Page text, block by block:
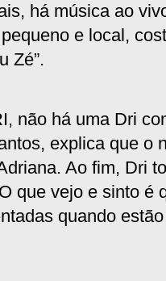
há música ao
e local,
Zé”.
não há uma Dri
explica que o
Ao fim, Dri
que vejo e sinto é
quando estão